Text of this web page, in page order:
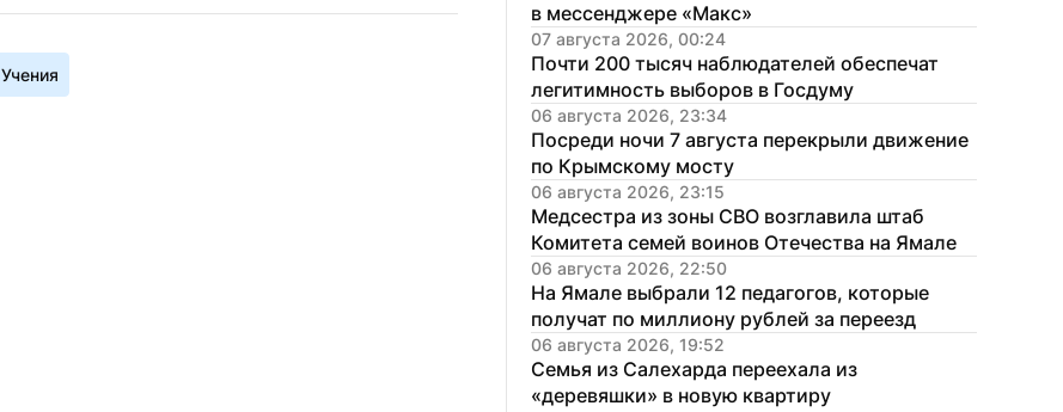
Учения
в мессенджере «Макс»
07 августа 2026, 00:24
Почти 200 тысяч наблюдателей обеспечат
легитимность выборов в Госдуму
06 августа 2026, 23:34
Посреди ночи 7 августа перекрыли движение
по Крымскому мосту
06 августа 2026, 23:15
Медсестра из зоны СВО возглавила штаб
Комитета семей воинов Отечества на Ямале
06 августа 2026, 22:50
На Ямале выбрали 12 педагогов, которые
получат по миллиону рублей за переезд
06 августа 2026, 19:52
Семья из Салехарда переехала из
«деревяшки» в новую квартиру